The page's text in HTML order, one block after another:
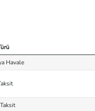
Havale